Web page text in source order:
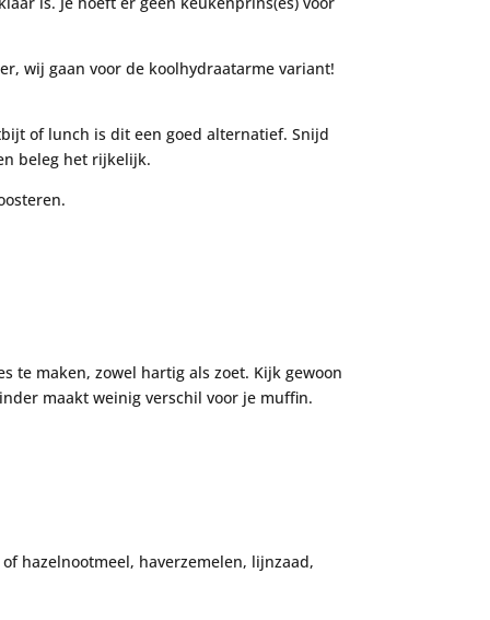
wij gaan voor de koolhydraatarme variant!
of lunch is dit een goed alternatief. Snijd
beleg het rijkelijk.
te maken, zowel hartig als zoet. Kijk gewoon
maakt weinig verschil voor je muffin.
hazelnootmeel, haverzemelen, lijnzaad,